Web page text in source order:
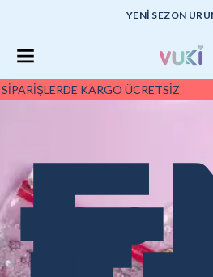
UYGUN FİYATLI
KARGO ÜCRETSİZ